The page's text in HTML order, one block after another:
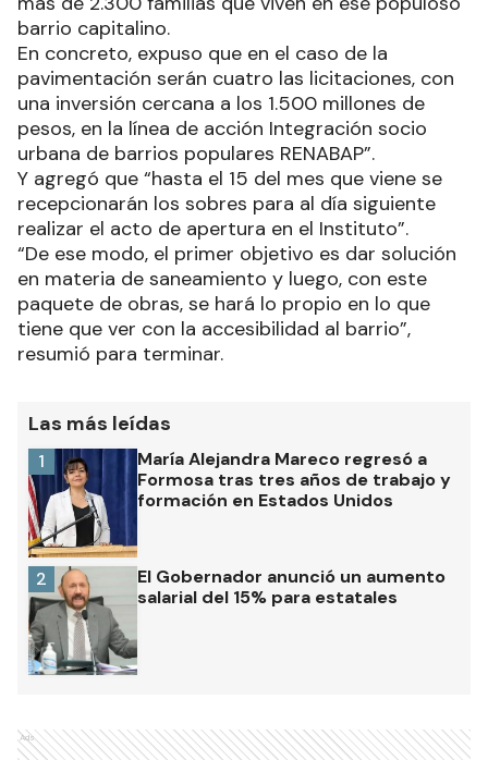
barrio capitalino.
En concreto, expuso que en el caso de la
pavimentación serán cuatro las licitaciones, con
una inversión cercana a los 1.500 millones de
pesos, en la línea de acción Integración socio
urbana de barrios populares RENABAP”.
Y agregó que “hasta el 15 del mes que viene se
recepcionarán los sobres para al día siguiente
realizar el acto de apertura en el Instituto”.
“De ese modo, el primer objetivo es dar solución
en materia de saneamiento y luego, con este
paquete de obras, se hará lo propio en lo que
tiene que ver con la accesibilidad al barrio”,
resumió para terminar.
Las más leídas
María Alejandra Mareco regresó a
Formosa tras tres años de trabajo y
formación en Estados Unidos
1
El Gobernador anunció un aumento
salarial del 15% para estatales
2
Ads